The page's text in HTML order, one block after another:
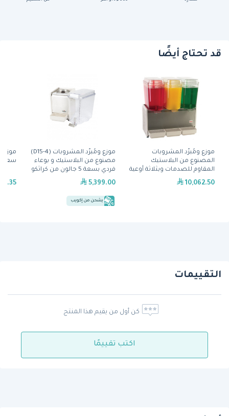
قد تحتاج أيضًا
موزع ومُبرِّد المشروبات
المصنوع من البلاستيك
المقاوم للصدمات وبثلاثة أوعية
10,062.50
موزع ومُبرِّد المشروبات (D15-4)
مصنوع من البلاستيك و بوعاء
فردي بسعة 5 جالون من كراثكو
5,399.00
يشحن من إكويب
موزع
سعة 18 لتر من أوماج
التقييمات
كن أول من يقيم هذا المنتج
اكتب تقييمًا